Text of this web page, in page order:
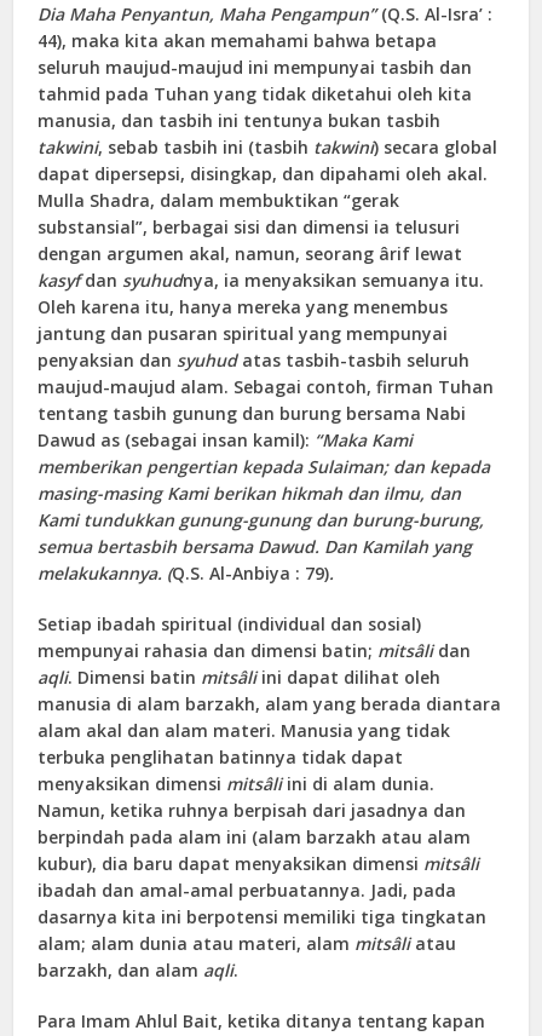
Dia Maha Penyantun, Maha Pengampun”(Q.S. Al-Isra’ :
44), maka kita akan memahami bahwa betapa
seluruh maujud-maujud ini mempunyai tasbih dan
tahmid pada Tuhan yang tidak diketahui oleh kita
manusia, dan tasbih ini tentunya bukan tasbih
takwini, sebab tasbih ini (tasbih takwini) secara global
dapat dipersepsi, disingkap, dan dipahami oleh akal.
Mulla Shadra, dalam membuktikan “gerak
substansial”, berbagai sisi dan dimensi ia telusuri
dengan argumen akal, namun, seorang ârif lewat
kasyfdan syuhudnya, ia menyaksikan semuanya itu.
Oleh karena itu, hanya mereka yang menembus
jantung dan pusaran spiritual yang mempunyai
penyaksian dan syuhudatas tasbih-tasbih seluruh
maujud-maujud alam. Sebagai contoh, firman Tuhan
tentang tasbih gunung dan burung bersama Nabi
Dawud as (sebagai insan kamil): “Maka Kami
memberikan pengertian kepada Sulaiman; dan kepada
masing-masing Kami berikan hikmah dan ilmu, dan
Kami tundukkan gunung-gunung dan burung-burung,
semua bertasbih bersama Dawud. Dan Kamilah yang
melakukannya. (Q.S. Al-Anbiya : 79).
Setiap ibadah spiritual (individual dan sosial)
mempunyai rahasia dan dimensi batin; mitsâlidan
aqli. Dimensi batin mitsâliini dapat dilihat oleh
manusia di alam barzakh, alam yang berada diantara
alam akal dan alam materi. Manusia yang tidak
terbuka penglihatan batinnya tidak dapat
menyaksikan dimensi mitsâliini di alam dunia.
Namun, ketika ruhnya berpisah dari jasadnya dan
berpindah pada alam ini (alam barzakh atau alam
kubur), dia baru dapat menyaksikan dimensi mitsâli
ibadah dan amal-amal perbuatannya. Jadi, pada
dasarnya kita ini berpotensi memiliki tiga tingkatan
alam; alam dunia atau materi, alam mitsâliatau
barzakh, dan alam aqli.
Para Imam Ahlul Bait, ketika ditanya tentang kapan